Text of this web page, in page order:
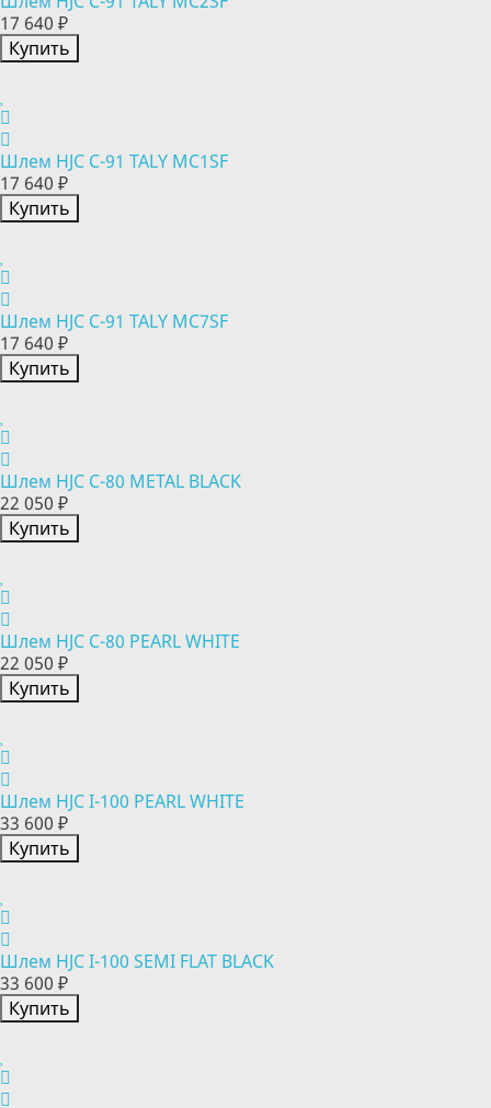
17 640 ₽
Купить
Шлем HJC C-91 TALY MC1SF
17 640 ₽
Купить
Шлем HJC C-91 TALY MC7SF
17 640 ₽
Купить
Шлем HJC C-80 METAL BLACK
22 050 ₽
Купить
Шлем HJC C-80 PEARL WHITE
22 050 ₽
Купить
Шлем HJC I-100 PEARL WHITE
33 600 ₽
Купить
Шлем HJC I-100 SEMI FLAT BLACK
33 600 ₽
Купить